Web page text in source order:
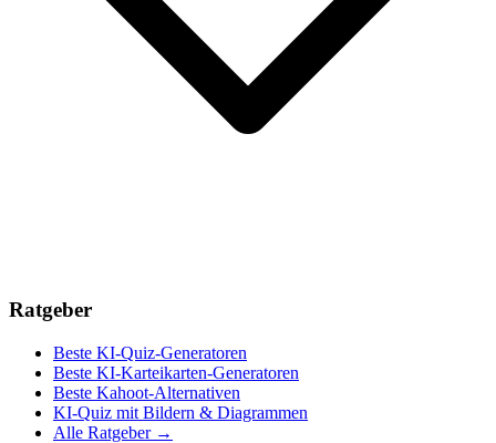
Ratgeber
Beste KI-Quiz-Generatoren
Beste KI-Karteikarten-Generatoren
Beste Kahoot-Alternativen
KI-Quiz mit Bildern & Diagrammen
Alle Ratgeber→